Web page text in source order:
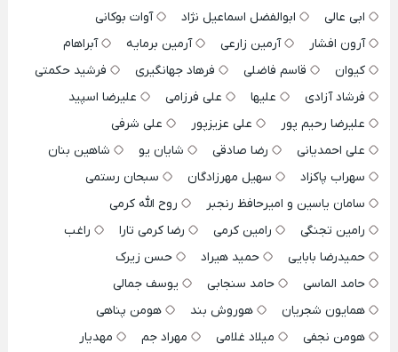
ابی عالی
ابوالفضل اسماعیل نژاد
آوات بوکانی
آرون افشار
آرمین زارعی آرمین برمایه
آبراهام
کیوان
قاسم فاضلی فرهاد جهانگیری
فرشید حکمتی
فرشاد آزادی
علیها علی فرزامی
علیرضا اسپید
علیرضا رحیم پور
علی عزیزپور
علی شرفی
علی احمدیانی
رضا صادقی شایان یو
شاهین بنان
سهراب پاکزاد
سهیل مهرزادگان
سبحان رستمی
سامان یاسین و امیرحافظ رنجبر
روح الله کرمی
رامین تجنگی
رامین کرمی رضا کرمی تارا
راغب
حمیدرضا بابایی
حمید هیراد
حسن زیرک
حامد الماسی
حامد سنجابی
یوسف جمالی
همایون شجریان
هوروش بند
هومن پناهی
هومن نجفی
میلاد غلامی مهراد جم
مهدیار